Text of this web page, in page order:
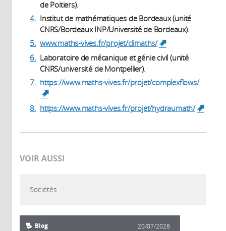
de Poitiers).
4. Institut de mathématiques de Bordeaux (unité
CNRS/Bordeaux INP/Université de Bordeaux).
5. www.maths-vives.fr/projet/climaths/
(link is
external)
6. Laboratoire de mécanique et génie civil (unité
CNRS/université de Montpellier).
7. https://www.maths-vives.fr/projet/complexflows/
(link is external)
8. https://www.maths-vives.fr/projet/hydraumath/
(link
VOIR AUSSI
Sociétés
Blog 20/07/2026